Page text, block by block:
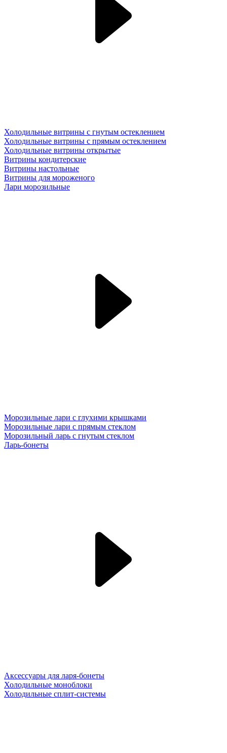
Холодильные витрины с гнутым остеклением
Холодильные витрины с прямым остеклением
Холодильные витрины открытые
Витрины кондитерские
Витрины настольные
Витрины для мороженого
Лари морозильные
Морозильные лари с глухими крышками
Морозильные лари с прямым стеклом
Морозильный ларь с гнутым стеклом
Ларь-бонеты
Аксессуары для ларя-бонеты
Холодильные моноблоки
Холодильные сплит-системы